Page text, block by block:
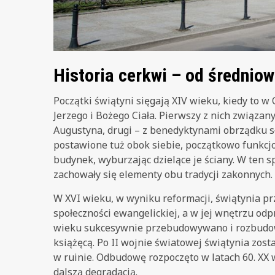
Historia cerkwi – od
Początki świątyni sięgają XIV wieku, kiedy to w
Jerzego i Bożego Ciała. Pierwszy z nich
Augustyna, drugi – z benedyktynami obrządku
postawione tuż obok siebie, początkowo
budynek, wyburzając dzielące je ściany. W
zachowały się elementy obu tradycji zakonnych.
W XVI wieku, w wyniku reformacji, świątynia
społeczności ewangelickiej, a w jej wnętrzu
wieku sukcesywnie przebudowywano i
książęcą. Po II wojnie światowej świątynia
w ruinie. Odbudowę rozpoczęto w latach 60.
dalszą degradacją.